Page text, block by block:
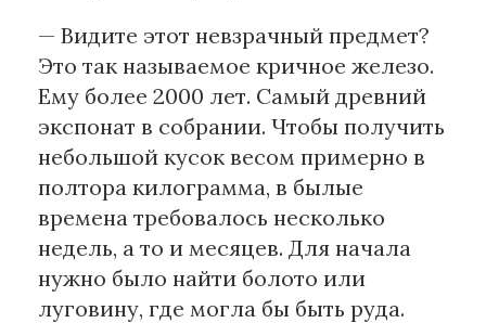
— Видите этот невзрачный предмет?
Это так называемое кричное железо.
Ему более 2000 лет. Самый древний
экспонат в собрании. Чтобы получить
небольшой кусок весом примерно в
полтора килограмма, в былые
времена требовалось несколько
недель, а то и месяцев. Для начала
нужно было найти болото или
луговину, где могла бы быть руда.